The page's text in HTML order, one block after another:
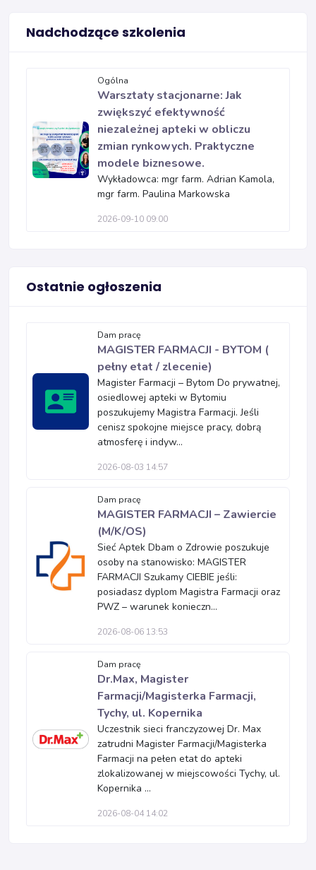
Nadchodzące szkolenia
Ogólna
Warsztaty stacjonarne: Jak
zwiększyć efektywność
niezależnej apteki w obliczu
zmian rynkowych. Praktyczne
modele biznesowe.
Wykładowca: mgr farm. Adrian Kamola,
mgr farm. Paulina Markowska
2026-09-10 09:00
Ostatnie ogłoszenia
Dam pracę
MAGISTER FARMACJI - BYTOM (
pełny etat / zlecenie)
Magister Farmacji – Bytom Do prywatnej,
osiedlowej apteki w Bytomiu
poszukujemy Magistra Farmacji. Jeśli
cenisz spokojne miejsce pracy, dobrą
atmosferę i indyw...
2026-08-03 14:57
Dam pracę
MAGISTER FARMACJI – Zawiercie
(M/K/OS)
Sieć Aptek Dbam o Zdrowie poszukuje
osoby na stanowisko: MAGISTER
FARMACJI Szukamy CIEBIE jeśli:
posiadasz dyplom Magistra Farmacji oraz
PWZ – warunek konieczn...
2026-08-06 13:53
Dam pracę
Dr.Max, Magister
Farmacji/Magisterka Farmacji,
Tychy, ul. Kopernika
Uczestnik sieci franczyzowej Dr. Max
zatrudni Magister Farmacji/Magisterka
Farmacji na pełen etat do apteki
zlokalizowanej w miejscowości Tychy, ul.
Kopernika ...
2026-08-04 14:02